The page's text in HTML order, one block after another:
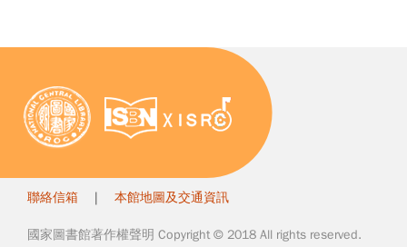
聯絡信箱 | 本館地圖及交通資訊
國家圖書館著作權聲明 Copyright © 2018 All rights reserved.